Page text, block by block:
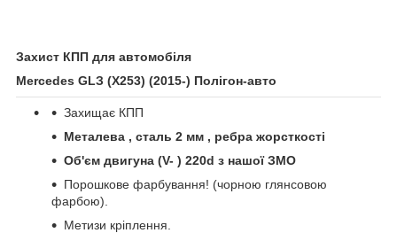
Захист КПП для автомобіля
Mercedes GLЗ (Х253) (2015-) Полігон-авто
Захищає КПП
Металева , сталь 2 мм , ребра жорсткості
Об'єм двигуна (V- ) 220d з нашої ЗМО
Порошкове фарбування! (чорною глянсовою
фарбою).
Метизи кріплення.